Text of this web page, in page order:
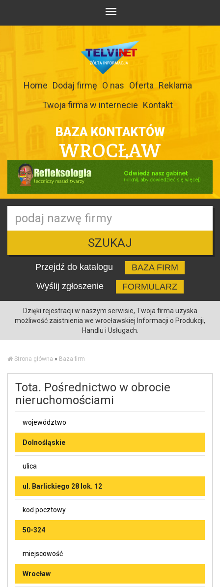
Home Dodaj firmę O nas Oferta Reklama
Twoja firma w internecie Kontakt
BAZA KONTAKTÓW
WROCŁAW
SZUKAJ
Przejdź do katalogu
BAZA FIRM
Wyślij zgłoszenie
FORMULARZ
Dzięki rejestracji w naszym serwisie, Twoja firma uzyska
możliwość zaistnienia we wrocławskiej Informacji o Produkcji,
Handlu i Usługach.
Strona główna » Baza firm
Tota. Pośrednictwo w obrocie
nieruchomościami
województwo
Dolnośląskie
ulica
ul. Barlickiego 28 lok. 12
kod pocztowy
50-324
miejscowość
Wrocław